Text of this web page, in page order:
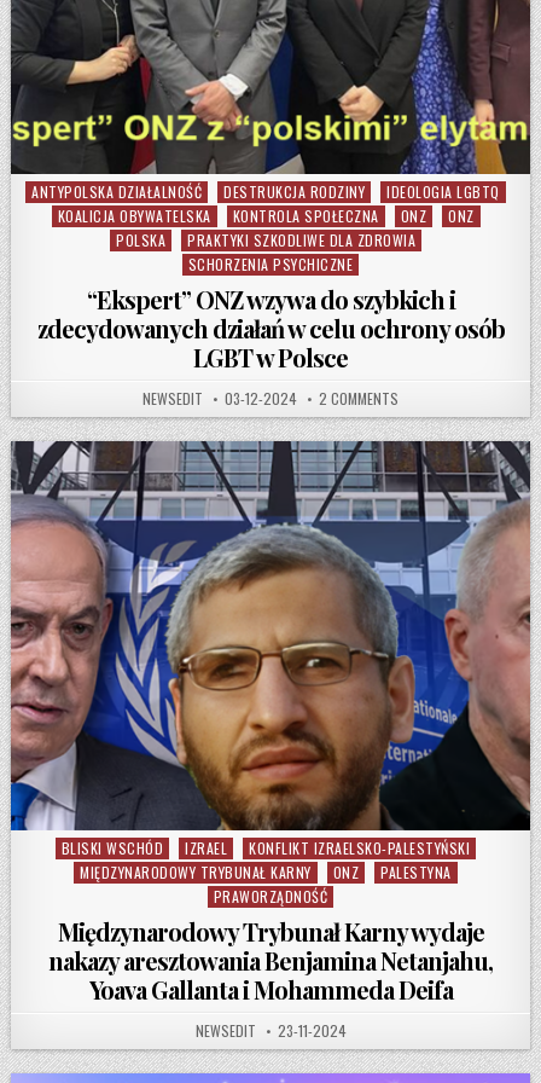
Posted in
ANTYPOLSKA DZIAŁALNOŚĆ DESTRUKCJA RODZINY
IDEOLOGIA LGBTQ
KOALICJA OBYWATELSKA
KONTROLA SPOŁECZNA ONZ
ONZ
POLSKA
PRAKTYKI SZKODLIWE DLA ZDROWIA
SCHORZENIA PSYCHICZNE
“Ekspert” ONZ wzywa do szybkich i
zdecydowanych działań w celu ochrony osób
LGBT w Polsce
AUTHOR:
NEWSEDIT PUBLISHED DATE:
03-12-2024 2 COMMENTS ON “EKSPERT” ONZ
Posted in
BLISKI WSCHÓD IZRAEL
KONFLIKT IZRAELSKO-PALESTYŃSKI
MIĘDZYNARODOWY TRYBUNAŁ KARNY
ONZ
PALESTYNA
PRAWORZĄDNOŚĆ
Międzynarodowy Trybunał Karny wydaje
nakazy aresztowania Benjamina Netanjahu,
Yoava Gallanta i Mohammeda Deifa
AUTHOR:
NEWSEDIT PUBLISHED DATE:
23-11-2024